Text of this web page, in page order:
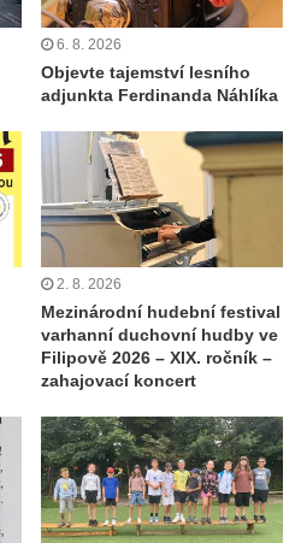
6. 8. 2026
Objevte tajemství lesního
adjunkta Ferdinanda Náhlíka
2. 8. 2026
Mezinárodní hudební festival
varhanní duchovní hudby ve
Filipově 2026 – XIX. ročník –
zahajovací koncert